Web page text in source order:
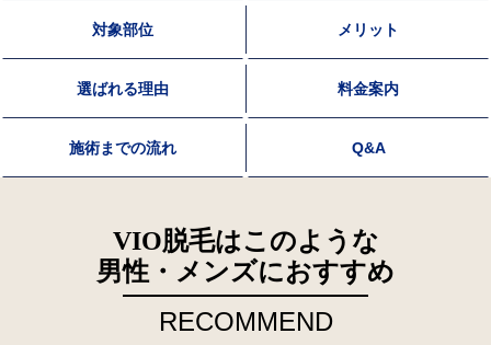
対象部位 メリット
選ばれる理由 料金案内
施術までの流れ Q&A
VIO脱毛はこのような
男性・メンズにおすすめ
RECOMMEND